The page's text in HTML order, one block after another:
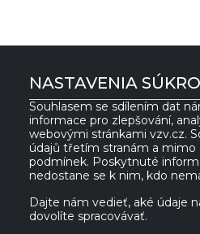
VZV GROUP s.r.o.
561 61 Červená Voda 535
Česká republika
NASTAVENIA
Souhlasem se sdílením dat
informace pro zlepšování,
webovými stránkami vzv.cz.
údajů třetím stranám a mimo
podmínek. Poskytnuté
nedostane se k nim, kdo
Dajte nám vedieť, aké údaje
dovolíte spracovávať.